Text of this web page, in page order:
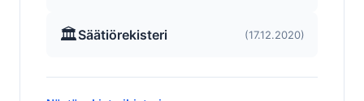
🏛️Säätiörekisteri (17.12.2020)